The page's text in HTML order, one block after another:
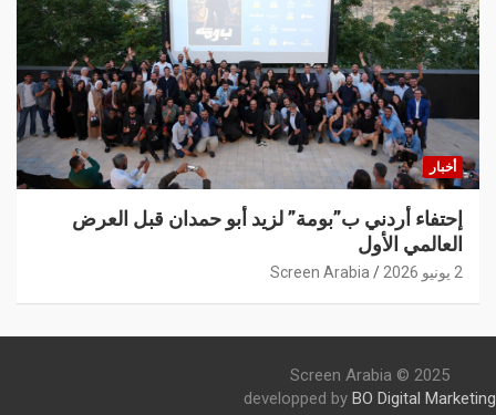
أخبار
إحتفاء أردني ب”بومة” لزيد أبو حمدان قبل العرض
العالمي الأول
2 يونيو 2026 Screen Arabia
Screen Arabia © 2025
developped by BO Digital Marketing